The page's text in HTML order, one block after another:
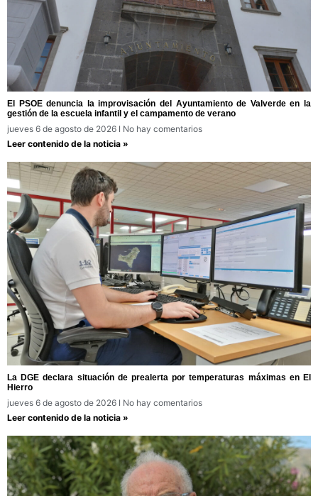
El PSOE denuncia la improvisación del Ayuntamiento de Valverde en la
gestión de la escuela infantil y el campamento de verano
jueves 6 de agosto de 2026
No hay comentarios
Leer contenido de la noticia »
La DGE declara situación de prealerta por temperaturas máximas en El
Hierro
jueves 6 de agosto de 2026
No hay comentarios
Leer contenido de la noticia »